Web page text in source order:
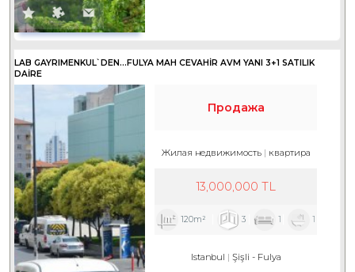
LAB GAYRIMENKUL`DEN...FULYA MAH CEVAHİR AVM YANI 3+1 SATILIK
DAİRE
Продажа
Жилая недвижимость квартира
13,000,000 TL
120m² 3 1 1
Istanbul Şişli - Fulya